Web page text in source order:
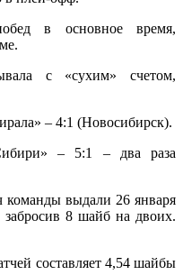
в основное время,
с «сухим» счетом,
– 4:1 (Новосибирск).
– 5:1 – два раза
команды выдали 26 января
забросив 8 шайб на двоих.
составляет 4,54 шайбы